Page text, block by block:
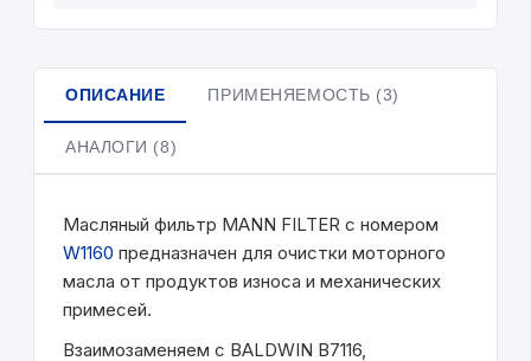
ОПИСАНИЕ ПРИМЕНЯЕМОСТЬ (3)
АНАЛОГИ (8)
Масляный фильтр MANN FILTER с номером
W1160 предназначен для очистки моторного
масла от продуктов износа и механических
примесей.
Взаимозаменяем с BALDWIN B7116,